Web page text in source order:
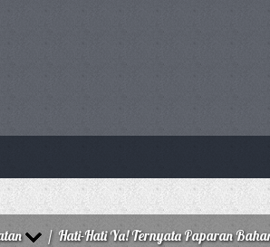
/ Hati-Hati Ya! Ternyata Paparan